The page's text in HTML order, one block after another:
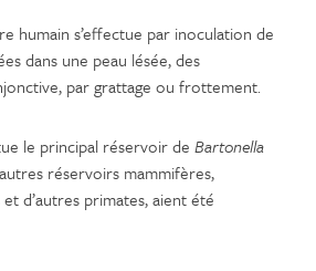
humain s’effectue par inoculation de
dans une peau lésée, des
par grattage ou frottement.
le principal réservoir de Bartonella
réservoirs mammifères,
d’autres primates, aient été